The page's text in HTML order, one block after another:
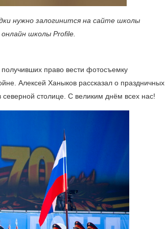
нужно залогинится на сайте школы
школы Profile.
право вести фотосъемку
Алексей Ханыков рассказал о праздничных
столице. С великим днём всех нас!